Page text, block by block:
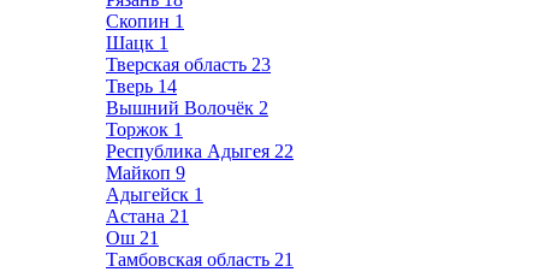
Скопин 1
Шацк 1
Тверская область 23
Тверь 14
Вышний Волочёк 2
Торжок 1
Республика Адыгея 22
Майкоп 9
Адыгейск 1
Астана 21
Ош 21
Тамбовская область 21